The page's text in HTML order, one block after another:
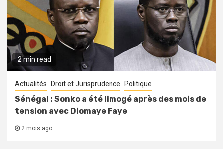
2 min read
Actualités Droit et Jurisprudence Politique
Sénégal : Sonko a été limogé après des mois de
tension avec Diomaye Faye
2 mois ago